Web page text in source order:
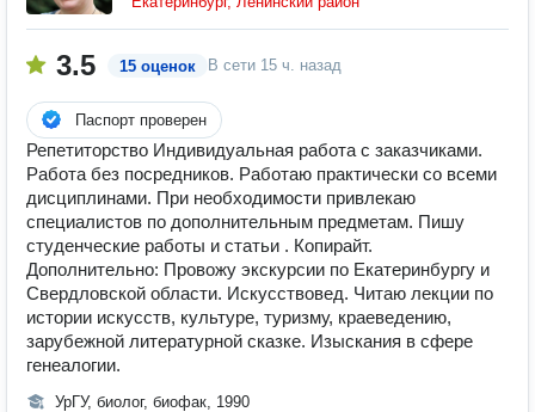
3.5 15 оценок В сети 15 ч. назад
Паспорт проверен
Репетиторство Индивидуальная работа с заказчиками.
Работа без посредников. Работаю практически со всеми
дисциплинами. При необходимости привлекаю
специалистов по дополнительным предметам. Пишу
студенческие работы и статьи . Копирайт.
Дополнительно: Провожу экскурсии по Екатеринбургу и
Свердловской области. Искусствовед. Читаю лекции по
истории искусств, культуре, туризму, краеведению,
зарубежной литературной сказке. Изыскания в сфере
генеалогии.
УрГУ, биолог, биофак, 1990